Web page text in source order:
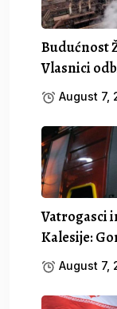
Budućnost
Vlasnici
August 7,
Vatrogasci
Kalesije:
August 7,